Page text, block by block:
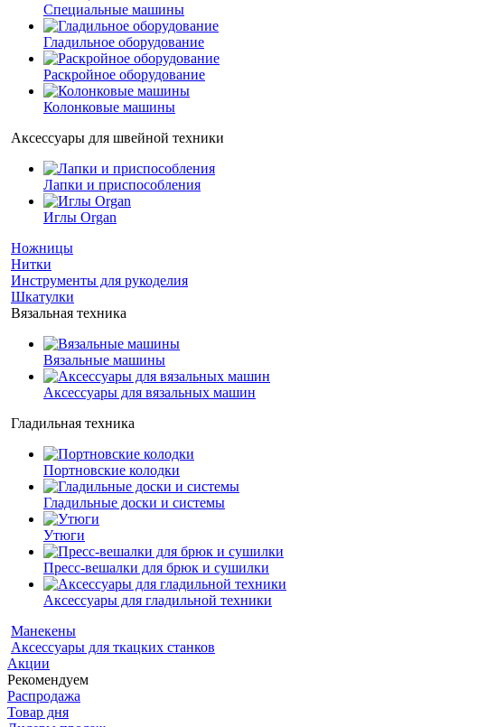
Специальные машины
Гладильное оборудование
Раскройное оборудование
Колонковые машины
Аксессуары для швейной техники
Лапки и приспособления
Иглы Organ
Ножницы
Нитки
Инструменты для рукоделия
Шкатулки
Вязальная техника
Вязальные машины
Аксессуары для вязальных машин
Гладильная техника
Портновские колодки
Гладильные доски и системы
Утюги
Пресс-вешалки для брюк и сушилки
Аксессуары для гладильной техники
Манекены
Аксессуары для ткацких станков
Акции
Рекомендуем
Распродажа
Товар дня